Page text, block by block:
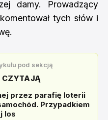
damy. Prowadzący
tych słów i
pod sekcją
CZYTAJĄ
przez parafię loterii
Przypadkiem
los